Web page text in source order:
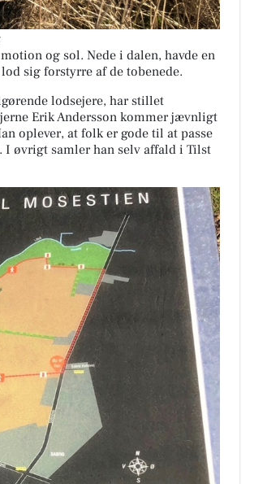
og sol. Nede i dalen, havde en
sig forstyrre af de tobenede.
lodsejere, har stillet
Erik Andersson kommer jævnligt
oplever, at folk er gode til at passe
øvrigt samler han selv affald i Tilst